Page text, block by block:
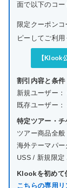
面で以下のコー
限定クーポン
ピーしてご利用
【Klook
割引内容と条件
新規ユーザー：
既存ユーザー
特定ツアー・チ
ツアー商品全
海外テーマパー
USS / 新規限定
Klookを初めて
こちらの専用リ